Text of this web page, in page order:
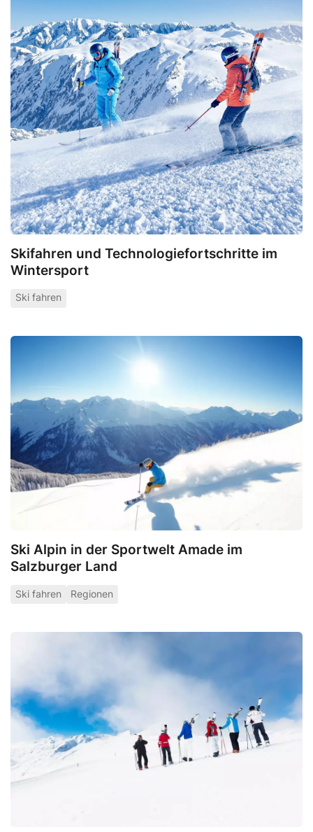
Skifahren und Technologiefortschritte im
Wintersport
Ski fahren
Ski Alpin in der Sportwelt Amade im
Salzburger Land
Ski fahren Regionen